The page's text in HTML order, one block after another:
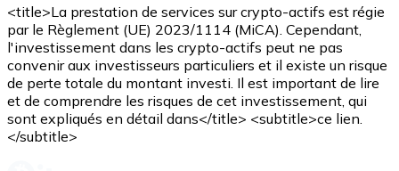
<title>La prestation de services sur crypto-actifs est régie
par le Règlement (UE) 2023/1114 (MiCA). Cependant,
l'investissement dans les crypto-actifs peut ne pas
convenir aux investisseurs particuliers et il existe un risque
de perte totale du montant investi. Il est important de lire
et de comprendre les risques de cet investissement, qui
sont expliqués en détail dans</title> <subtitle>ce lien.
</subtitle>